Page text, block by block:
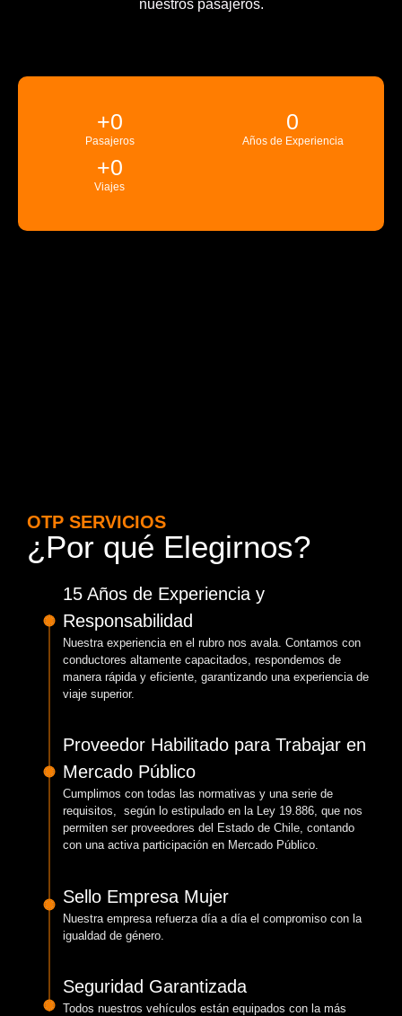
nuestros pasajeros.
Pasajeros
+0
Años de Experiencia
0
Viajes
+0
OTP SERVICIOS
¿Por qué Elegirnos?
15 Años de Experiencia y
Responsabilidad
Nuestra experiencia en el rubro nos avala. Contamos con
conductores altamente capacitados, respondemos de
manera rápida y eficiente, garantizando una experiencia de
viaje superior.
Proveedor Habilitado para Trabajar en
Mercado Público
Cumplimos con todas las normativas y una serie de
requisitos, según lo estipulado en la Ley 19.886, que nos
permiten ser proveedores del Estado de Chile, contando
con una activa participación en Mercado Público.
Sello Empresa Mujer
Nuestra empresa refuerza día a día el compromiso con la
igualdad de género.
Seguridad Garantizada
Todos nuestros vehículos están equipados con la más